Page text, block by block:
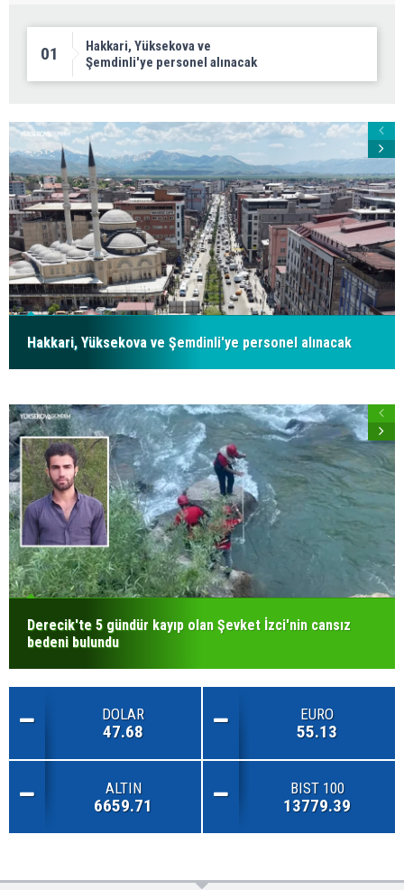
01
Hakkari, Yüksekova ve
Şemdinli'ye personel alınacak
Hakkari, Yüksekova ve Şemdinli'ye personel alınacak
Derecik'te 5 gündür kayıp olan Şevket İzci'nin cansız
bedeni bulundu
DOLAR
47.68
EURO
55.13
ALTIN
6659.71
BIST 100
13779.39